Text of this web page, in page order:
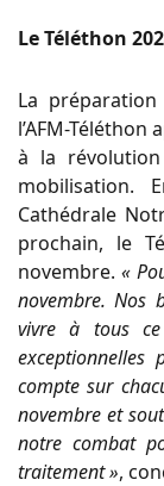
Le Téléthon
La
l’AFM-
à la
mobilisation.
Cathédrale
prochain, le
novembre.«
novembre. Nos
vivre à tous ce
compte sur
novembre et
notre combat
traitement »,